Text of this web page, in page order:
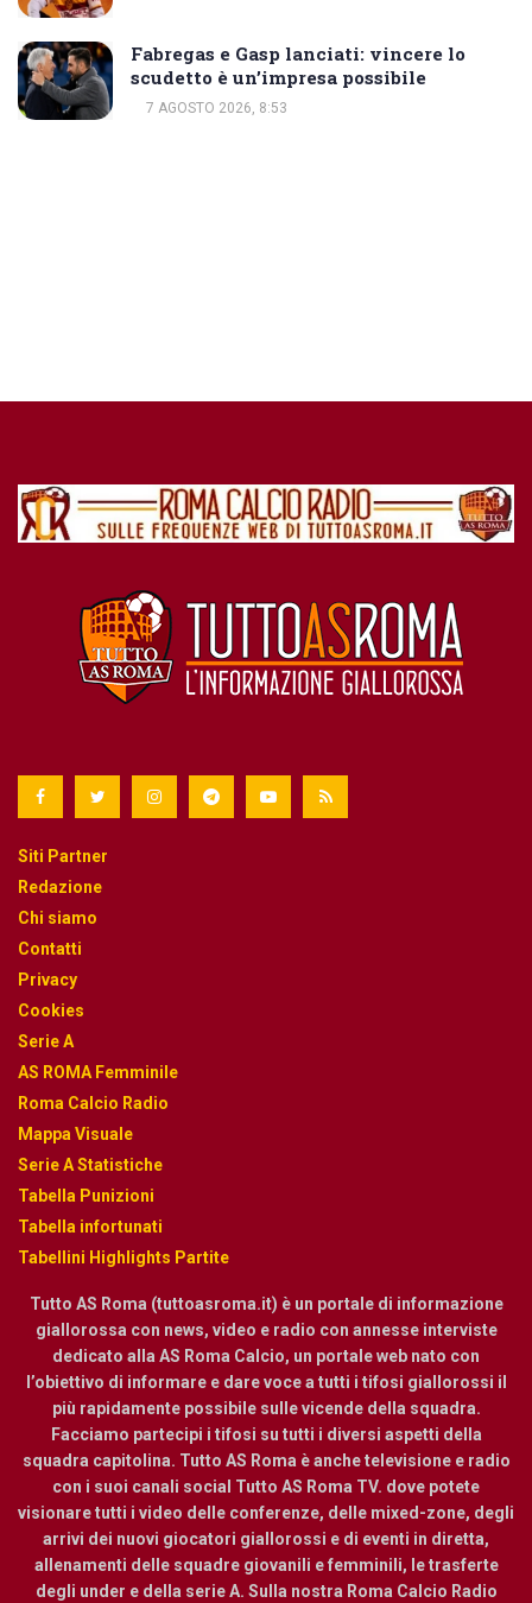
Fabregas e Gasp lanciati: vincere lo
scudetto è un’impresa possibile
7 AGOSTO 2026, 8:53
Siti Partner
Redazione
Chi siamo
Contatti
Privacy
Cookies
Serie A
AS ROMA Femminile
Roma Calcio Radio
Mappa Visuale
Serie A Statistiche
Tabella Punizioni
Tabella infortunati
Tabellini Highlights Partite
Tutto AS Roma (tuttoasroma.it) è un portale di informazione
giallorossa con news, video e radio con annesse interviste
dedicato alla AS Roma Calcio, un portale web nato con
l’obiettivo di informare e dare voce a tutti i tifosi giallorossi il
più rapidamente possibile sulle vicende della squadra.
Facciamo partecipi i tifosi su tutti i diversi aspetti della
squadra capitolina. Tutto AS Roma è anche televisione e radio
con i suoi canali social Tutto AS Roma TV. dove potete
visionare tutti i video delle conferenze, delle mixed-zone, degli
arrivi dei nuovi giocatori giallorossi e di eventi in diretta,
allenamenti delle squadre giovanili e femminili, le trasferte
degli under e della serie A. Sulla nostra Roma Calcio Radio